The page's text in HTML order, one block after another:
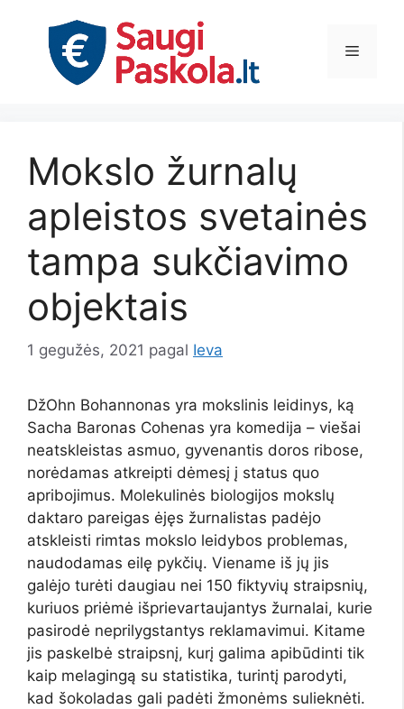
Meniu
Mokslo žurnalų
apleistos svetainės
tampa sukčiavimo
objektais
1 gegužės, 2021 pagal Ieva
DžOhn Bohannonas yra mokslinis leidinys, ką
Sacha Baronas Cohenas yra komedija – viešai
neatskleistas asmuo, gyvenantis doros ribose,
norėdamas atkreipti dėmesį į status quo
apribojimus. Molekulinės biologijos mokslų
daktaro pareigas ėjęs žurnalistas padėjo
atskleisti rimtas mokslo leidybos problemas,
naudodamas eilę pykčių. Viename iš jų jis
galėjo turėti daugiau nei 150 fiktyvių straipsnių,
kuriuos priėmė išprievartaujantys žurnalai, kurie
pasirodė neprilygstantys reklamavimui. Kitame
jis paskelbė straipsnį, kurį galima apibūdinti tik
kaip melagingą su statistika, turintį parodyti,
kad šokoladas gali padėti žmonėms sulieknėti.